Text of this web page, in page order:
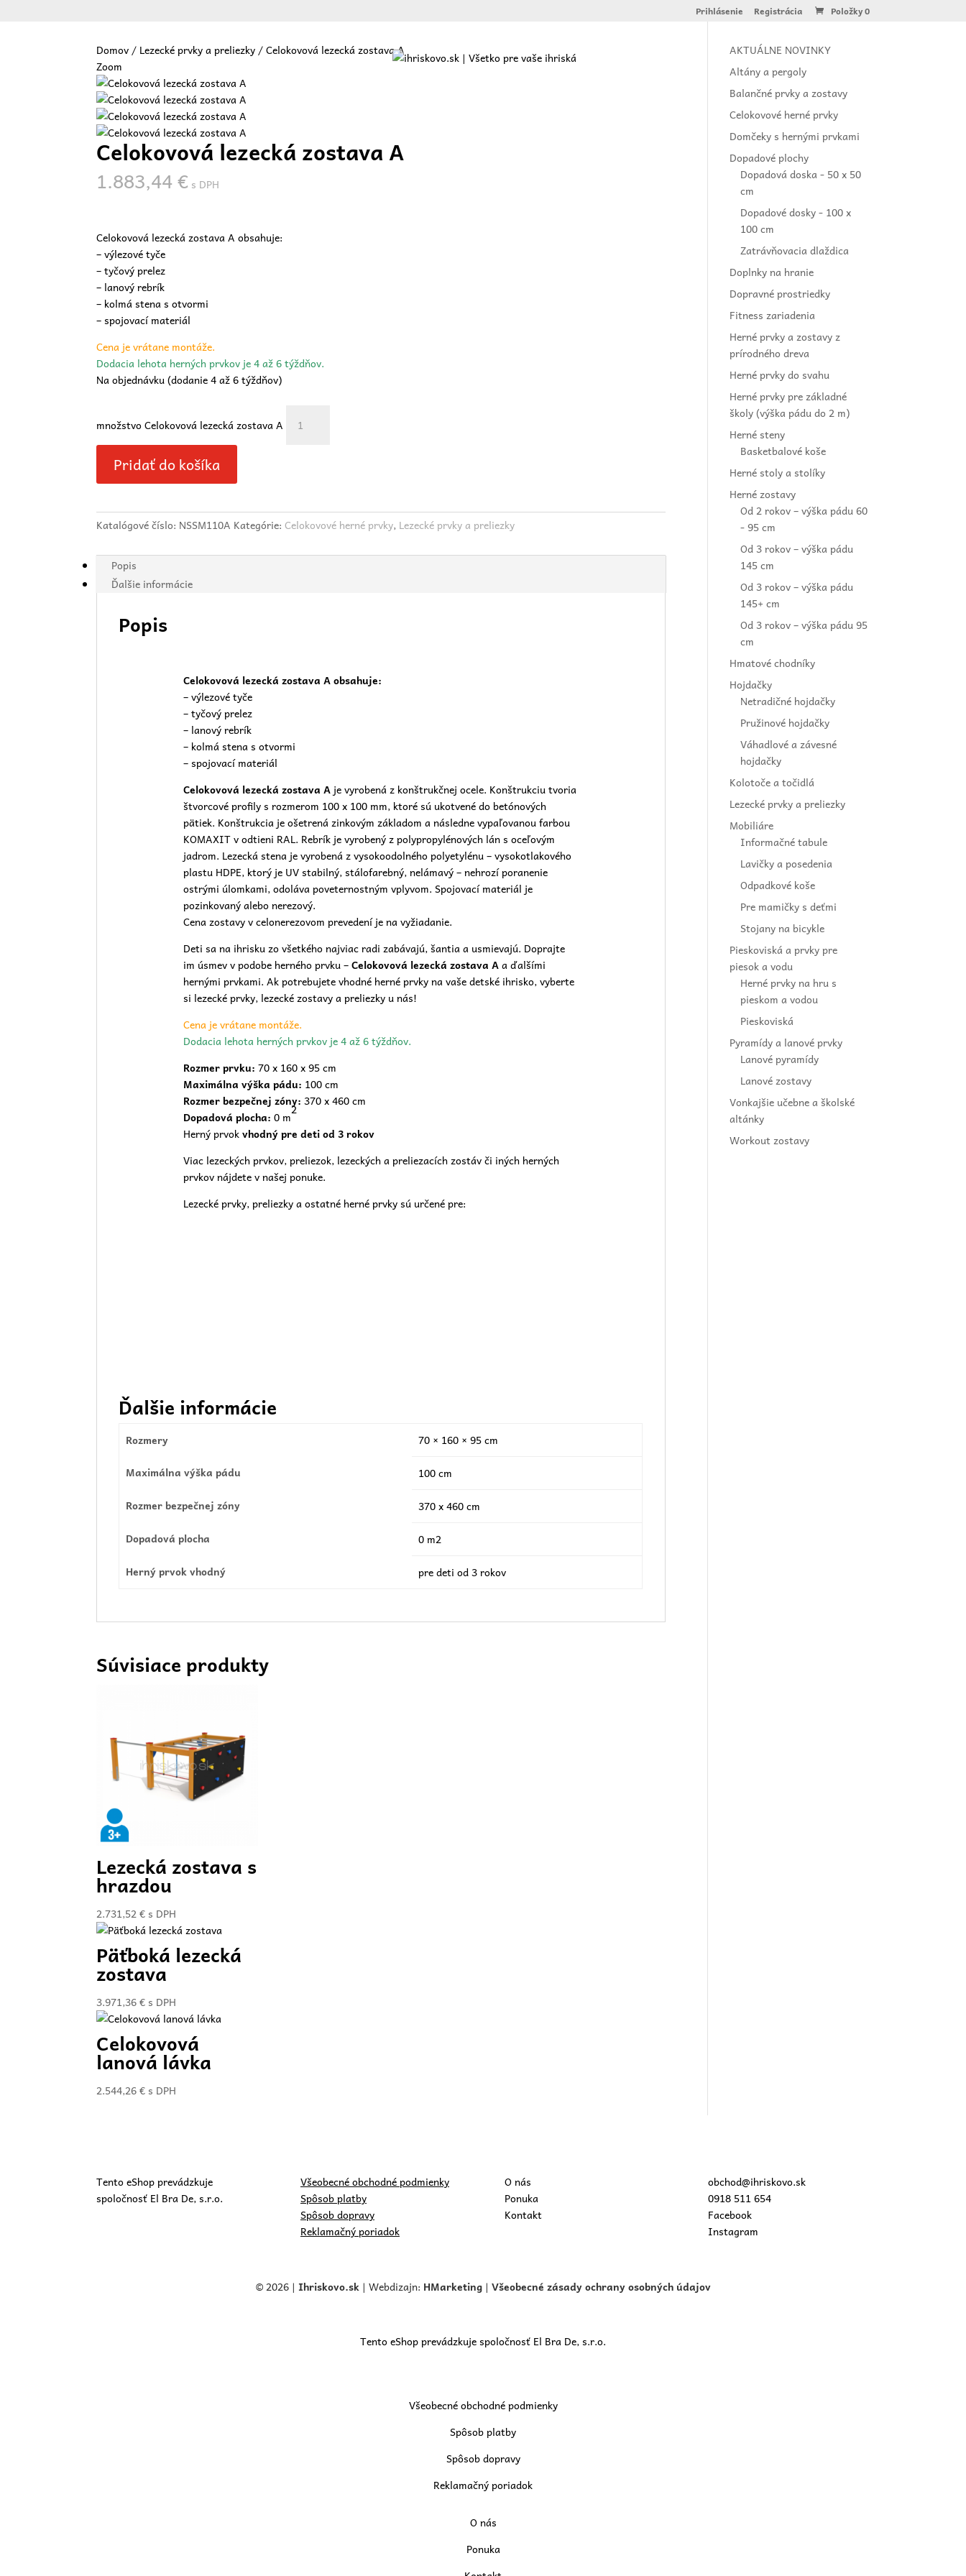
Prihlásenie Registrácia Položky 0
Domov / Lezecké prvky a preliezky / Celokovová lezecká zostava A
Zoom
Celokovová lezecká zostava A
1.883,44€ s DPH
Celokovová lezecká zostava A obsahuje:
– výlezové tyče
– tyčový prelez
– lanový rebrík
– kolmá stena s otvormi
– spojovací materiál
Cena je vrátane montáže.
Dodacia lehota herných prvkov je 4 až 6 týždňov.
Na objednávku (dodanie 4 až 6 týždňov)
množstvo Celokovová lezecká zostava A
Pridať do košíka
Katalógové číslo: NSSM110A Kategórie:Celokovové herné prvky, Lezecké prvky a preliezky
Popis
Ďalšie informácie
Popis
Celokovová lezecká zostava A obsahuje:
– výlezové tyče
– tyčový prelez
– lanový rebrík
– kolmá stena s otvormi
– spojovací materiál
Celokovová lezecká zostava A je vyrobená z konštrukčnej ocele. Konštrukciu tvoria
štvorcové profily s rozmerom 100 x 100 mm, ktoré sú ukotvené do betónových
pätiek. Konštrukcia je ošetrená zinkovým základom a následne vypaľovanou farbou
KOMAXIT v odtieni RAL. Rebrík je vyrobený z polypropylénových lán s oceľovým
jadrom. Lezecká stena je vyrobená z vysokoodolného polyetylénu – vysokotlakového
plastu HDPE, ktorý je UV stabilný, stálofarebný, nelámavý – nehrozí poranenie
ostrými úlomkami, odoláva poveternostným vplyvom. Spojovací materiál je
pozinkovaný alebo nerezový.
Cena zostavy v celonerezovom prevedení je na vyžiadanie.
Deti sa na ihrisku zo všetkého najviac radi zabávajú, šantia a usmievajú. Doprajte
im úsmev v podobe herného prvku –Celokovová lezecká zostava Aa ďalšími
hernými prvkami. Ak potrebujete vhodné herné prvky na vašedetské ihrisko, vyberte
si lezecké prvky, lezecké zostavy a preliezky u nás!
Cena je vrátane montáže.
Dodacia lehota herných prvkov je 4 až 6 týždňov.
Rozmer prvku: 70 x 160 x 95 cm
Maximálna výška pádu: 100 cm
Rozmer bezpečnej zóny: 370 x 460 cm
Dopadová plocha: 0 m
2
Herný prvokvhodný pre deti od 3 rokov
Viac lezeckých prvkov, preliezok, lezeckých a preliezacích zostáv či iných herných
prvkov nájdete v našejponuke.
Lezecké prvky, preliezky a ostatné herné prvky sú určené pre:
Ďalšie informácie
Rozmery 70 × 160 × 95 cm
Maximálna výška pádu 100 cm
Rozmer bezpečnej zóny 370 x 460 cm
Dopadová plocha 0 m2
Herný prvok vhodný pre deti od 3 rokov
Súvisiace produkty
Lezecká zostava s
hrazdou
2.731,52€ s DPH
Päťboká lezecká
zostava
3.971,36€ s DPH
Celokovová
lanová lávka
2.544,26€ s DPH
AKTUÁLNE NOVINKY
Altány a pergoly
Balančné prvky a zostavy
Celokovové herné prvky
Domčeky s hernými prvkami
Dopadové plochy
Dopadová doska - 50 x 50
cm
Dopadové dosky - 100 x
100 cm
Zatrávňovacia dlaždica
Doplnky na hranie
Dopravné prostriedky
Fitness zariadenia
Herné prvky a zostavy z
prírodného dreva
Herné prvky do svahu
Herné prvky pre základné
školy (výška pádu do 2 m)
Herné steny
Basketbalové koše
Herné stoly a stolíky
Herné zostavy
Od 2 rokov – výška pádu 60
- 95 cm
Od 3 rokov – výška pádu
145 cm
Od 3 rokov – výška pádu
145+ cm
Od 3 rokov – výška pádu 95
cm
Hmatové chodníky
Hojdačky
Netradičné hojdačky
Pružinové hojdačky
Váhadlové a závesné
hojdačky
Kolotoče a točidlá
Lezecké prvky a preliezky
Mobiliáre
Informačné tabule
Lavičky a posedenia
Odpadkové koše
Pre mamičky s deťmi
Stojany na bicykle
Pieskoviská a prvky pre
piesok a vodu
Herné prvky na hru s
pieskom a vodou
Pieskoviská
Pyramídy a lanové prvky
Lanové pyramídy
Lanové zostavy
Vonkajšie učebne a školské
altánky
Workout zostavy
Tento eShop prevádzkuje
spoločnosť El Bra De, s.r.o.
Všeobecné obchodné podmienky
Spôsob platby
Spôsob dopravy
Reklamačný poriadok
O nás
Ponuka
Kontakt
obchod@ihriskovo.sk
0918 511 654
Facebook
Instagram
© 2026 | Ihriskovo.sk| Webdizajn: HMarketing | Všeobecné zásady ochrany osobných údajov
Tento eShop prevádzkuje spoločnosť El Bra De, s.r.o.
Všeobecné obchodné podmienky
Spôsob platby
Spôsob dopravy
Reklamačný poriadok
O nás
Ponuka